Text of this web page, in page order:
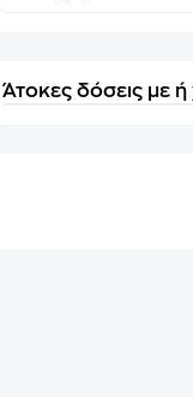
Άτοκες δόσεις με ή